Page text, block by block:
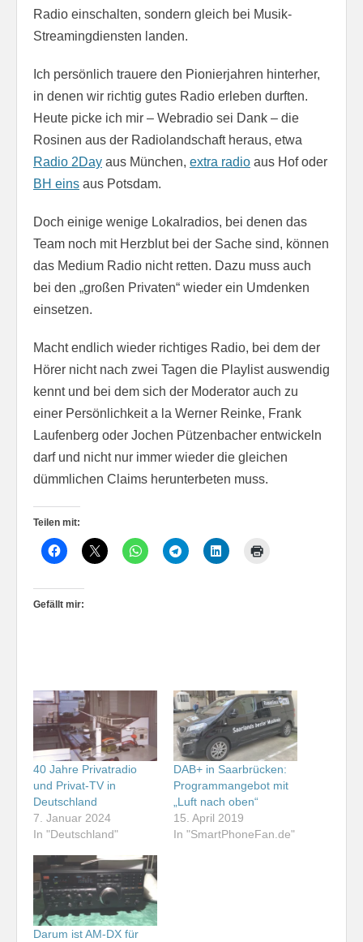
Radio einschalten, sondern gleich bei Musik-
Streamingdiensten landen.
Ich persönlich trauere den Pionierjahren hinterher,
in denen wir richtig gutes Radio erleben durften.
Heute picke ich mir – Webradio sei Dank – die
Rosinen aus der Radiolandschaft heraus, etwa
Radio 2Day aus München, extra radio aus Hof oder
BH eins aus Potsdam.
Doch einige wenige Lokalradios, bei denen das
Team noch mit Herzblut bei der Sache sind, können
das Medium Radio nicht retten. Dazu muss auch
bei den „großen Privaten“ wieder ein Umdenken
einsetzen.
Macht endlich wieder richtiges Radio, bei dem der
Hörer nicht nach zwei Tagen die Playlist auswendig
kennt und bei dem sich der Moderator auch zu
einer Persönlichkeit a la Werner Reinke, Frank
Laufenberg oder Jochen Pützenbacher entwickeln
darf und nicht nur immer wieder die gleichen
dümmlichen Claims herunterbeten muss.
Teilen mit:
Gefällt mir:
40 Jahre Privatradio
und Privat-TV in
Deutschland
7. Januar 2024
In "Deutschland"
DAB+ in Saarbrücken:
Programmangebot mit
„Luft nach oben“
15. April 2019
In "SmartPhoneFan.de"
Darum ist AM-DX für